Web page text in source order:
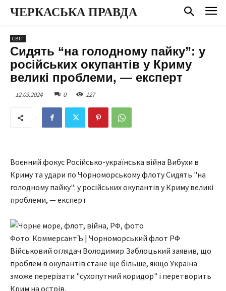
ЧЕРКАСЬКА ПРАВДА
СВІТ
Сидять “на голодному пайку”: у
російських окупантів у Криму
великі проблеми, — експерт
12.09.2024 0 127
Воєнний фокус Російсько-українська війна Вибухи в
Криму та удари по Чорноморському флоту Сидять "на
голодному пайку": у російських окупантів у Криму великі
проблеми, — експерт
Фото: КоммерсантЪ | Чорноморський флот РФ
Військовий оглядач Володимир Заблоцький заявив, що
проблем в окупантів стане ще більше, якщо Україна
зможе перерізати "сухопутний коридор" і перетворить
Крим на острів.